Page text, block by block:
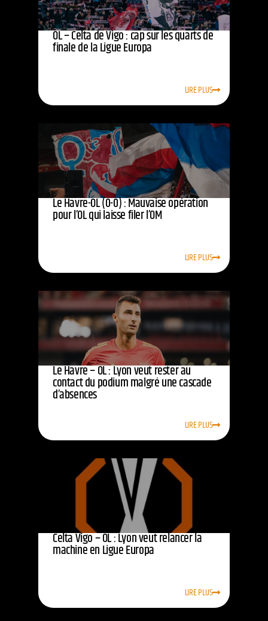
OL – Celta de Vigo : cap sur les quarts de
finale de la Ligue Europa
LIRE PLUS
Le Havre-OL (0-0) : Mauvaise opération
pour l’OL qui laisse filer l’OM
LIRE PLUS
Le Havre – OL : Lyon veut rester au
contact du podium malgré une cascade
d’absences
LIRE PLUS
Celta Vigo – OL : Lyon veut relancer la
machine en Ligue Europa
LIRE PLUS